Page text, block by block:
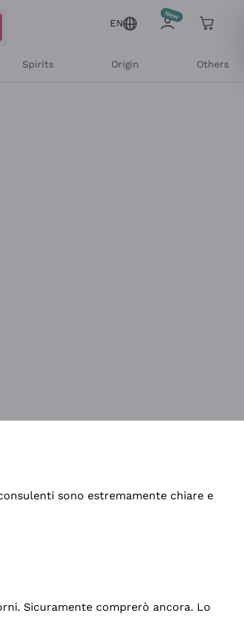
EN
Spirits Origin Others
sono estremamente chiare e
Sicuramente comprerò ancora. Lo